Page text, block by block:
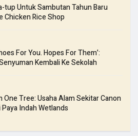
tup Untuk Sambutan Tahun Baru
Chicken Rice Shop
For You. Hopes For Them’:
Kembali Ke Sekolah
One Tree: Usaha Alam Sekitar Canon
Indah Wetlands